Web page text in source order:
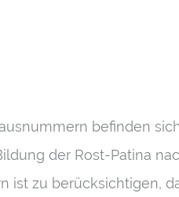
befinden
der Rost-Patina
ist zu berücksichtigen,